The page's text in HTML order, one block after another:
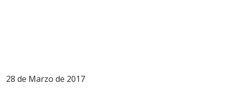
28 de Marzo de 2017